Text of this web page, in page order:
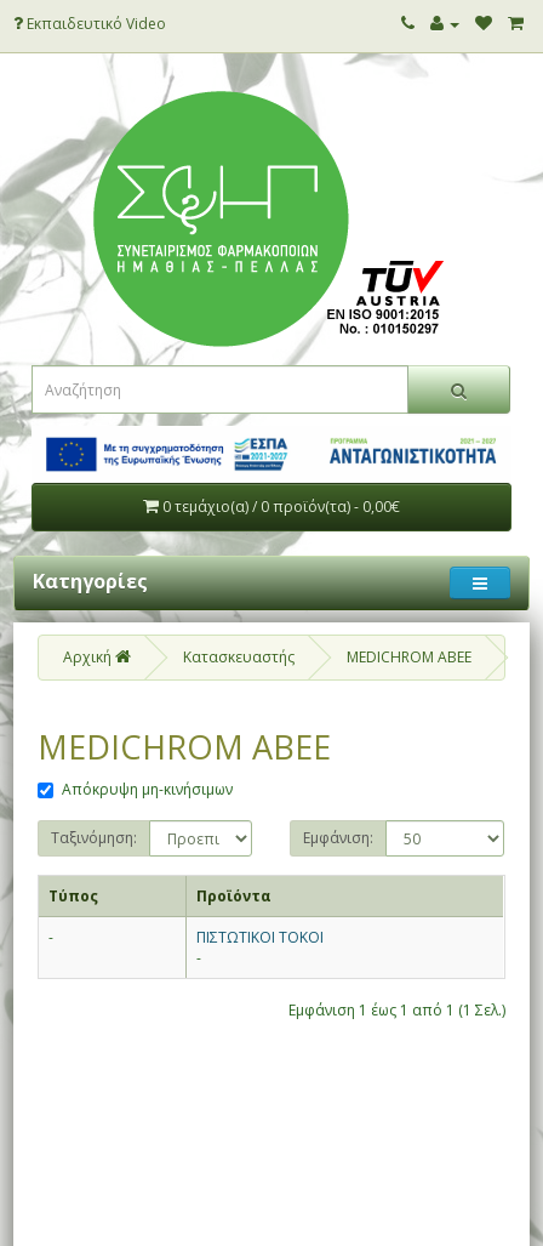
Εκπαιδευτικό Video
0 τεμάχιο(α) / 0 προϊόν(τα) - 0,00€
Κατηγορίες
Αρχική Κατασκευαστής MEDICHROM ABEE
MEDICHROM ABEE
Απόκρυψη μη-κινήσιμων
Ταξινόμηση: Εμφάνιση:
Τύπος
Προϊόντα
-
ΠΙΣΤΩΤΙΚΟΙ ΤΟΚΟΙ
-
Εμφάνιση 1 έως 1 από 1 (1 Σελ.)